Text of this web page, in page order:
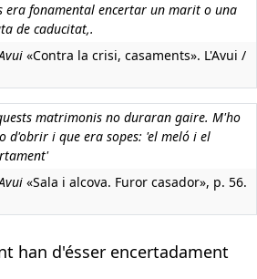
era fonamental encertar un marit o una
de caducitat,.
«Contra la crisi, casaments». L'Avui /
matrimonis no duraran gaire. M'ho
d'obrir i que era sopes: 'el meló i el
«Sala i alcova. Furor casador», p. 56.
han d'ésser encertadament